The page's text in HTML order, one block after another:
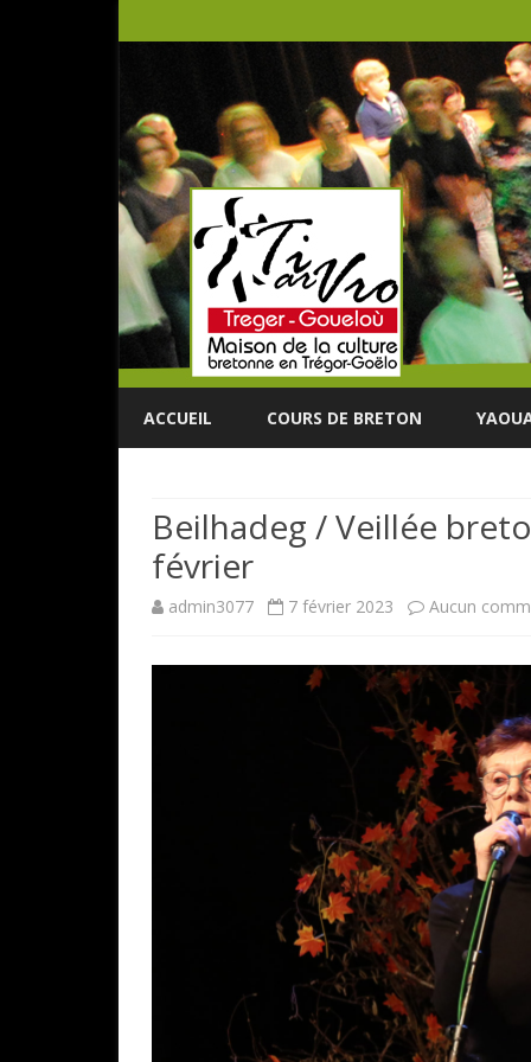
ACCUEIL COURS DE BRETON
Beilhadeg / Veillée
février
admin3077 7 février 2023 Aucun